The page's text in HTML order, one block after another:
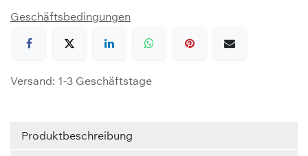
Geschäftsbedingungen
Versand: 1-3 Geschäftstage
Produktbeschreibung